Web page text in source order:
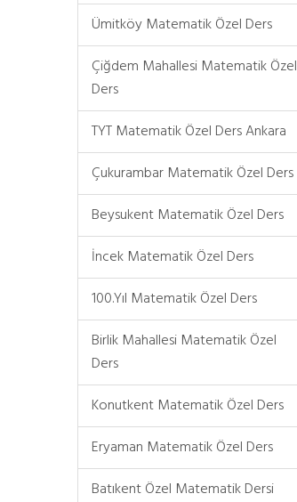
Ümitköy Matematik Özel Ders
Çiğdem Mahallesi Matematik Özel
Ders
TYT Matematik Özel Ders Ankara
Çukurambar Matematik Özel Ders
Beysukent Matematik Özel Ders
İncek Matematik Özel Ders
100.Yıl Matematik Özel Ders
Birlik Mahallesi Matematik Özel
Ders
Konutkent Matematik Özel Ders
Eryaman Matematik Özel Ders
Batıkent Özel Matematik Dersi